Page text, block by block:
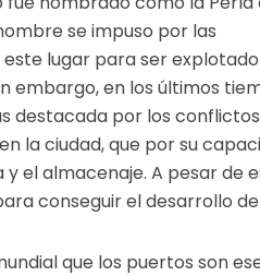
se impuso por las
lugar para ser explotado
embargo, en los últimos
destacada por los conflictos
la ciudad, que por su
el almacenaje. A pesar de
conseguir el desarrollo
que los puertos son